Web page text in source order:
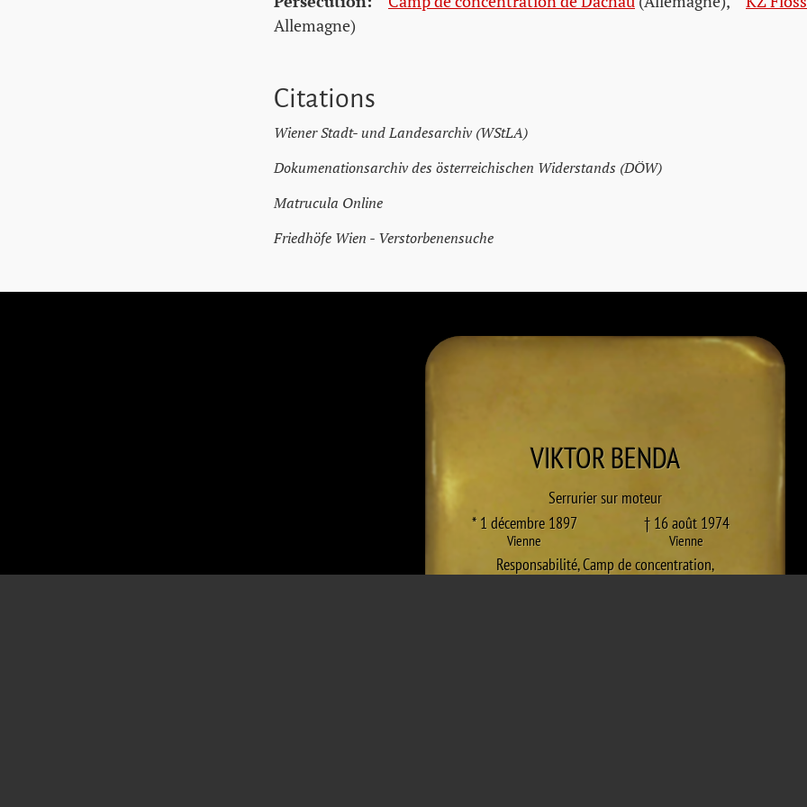
Allemagne)
Citations
Wiener Stadt- und Landesarchiv (WStLA)
Dokumenationsarchiv des österreichischen Widerstands (DÖW)
Matrucula Online
Friedhöfe Wien - Verstorbenensuche
VIKTORBENDA
Serrurier sur moteur
* 1 décembre 1897
Vienne
† 16 août 1974
Vienne
Responsabilité,Camp de concentration,